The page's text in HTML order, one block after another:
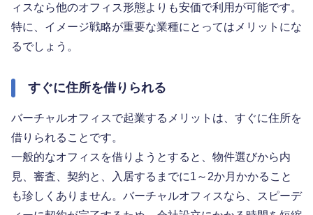
ィスなら他のオフィス形態よりも安価で利用が可能です。
特に、イメージ戦略が重要な業種にとってはメリットにな
るでしょう。
すぐに住所を借りられる
バーチャルオフィスで起業するメリットは、すぐに住所を
借りられることです。
一般的なオフィスを借りようとすると、物件選びから内
見、審査、契約と、入居するまでに1～2か月かかること
も珍しくありません。バーチャルオフィスなら、スピーデ